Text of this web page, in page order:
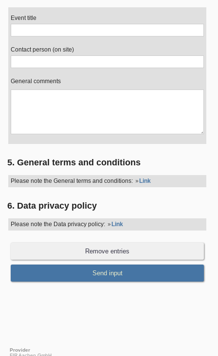
Event title
Contact person (on site)
General comments
5. General terms and conditions
Please note the General terms and conditions: Link
6. Data privacy policy
Please note the Data privacy policy: Link
Provider